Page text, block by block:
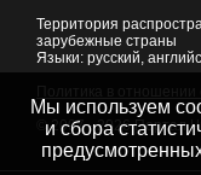
Территория
зарубежные страны
Языки: русский,
© 2007 - 2026Портал
Мы используем
и сбора